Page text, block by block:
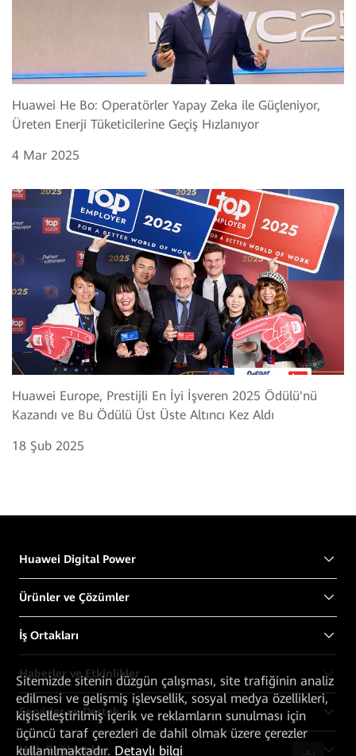
Huawei He Bo: Operatörler Yapay Zeka ile Güçleniyor,
Üreten Enerji Tüketicilerine Geçiş Hızlanıyor
4 Mar 2025
Huawei Europe, Prestijli En İyi İşveren 2025 Ödülü'nü
Kazandı ve Bu Ödülü Üst Üste Altıncı Kez Aldı
18 Şub 2025
Huawei Digital Power
Ürünler ve Çözümler
İş Ortakları
Haberler ve Etkinlikler
Servisler ve Destek
Hızlı Bağlantılar
Sitemizde sitenin düzgün çalışması, site trafiğinin analiz
edilmesi ve gelişmiş işlevsellik, sosyal medya özellikleri,
kişiselleştirilmiş içerik ve reklamların sunulması için
üçüncü taraf çerezleri de dahil olmak üzere çerezler
kullanılmaktadır. Detaylı bilgi